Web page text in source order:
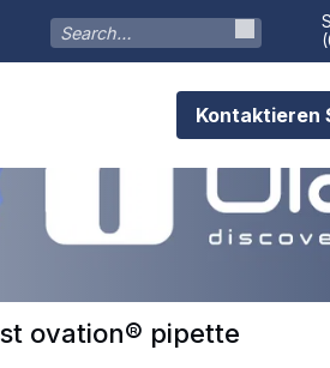
(
Kontaktieren
ovation® pipette